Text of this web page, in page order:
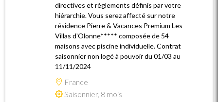
directives et règlements définis par votre
hiérarchie. Vous serez affecté sur notre
résidence Pierre & Vacances Premium Les
Villas d'Olonne***** composée de 54
maisons avec piscine individuelle. Contrat
saisonnier non logé à pouvoir du 01/03 au
11/11/2024
France
Saisonnier, 8 mois